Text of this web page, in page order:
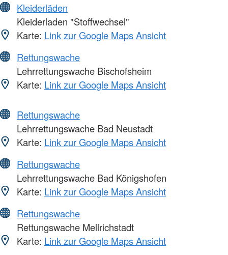
Kleiderläden
Kleiderladen "Stoffwechsel"
Karte: Link zur Google Maps Ansicht
Rettungswache
Lehrrettungswache Bischofsheim
Karte: Link zur Google Maps Ansicht
Rettungswache
Lehrrettungswache Bad Neustadt
Karte: Link zur Google Maps Ansicht
Rettungswache
Lehrrettungswache Bad Königshofen
Karte: Link zur Google Maps Ansicht
Rettungswache
Rettungswache Mellrichstadt
Karte: Link zur Google Maps Ansicht